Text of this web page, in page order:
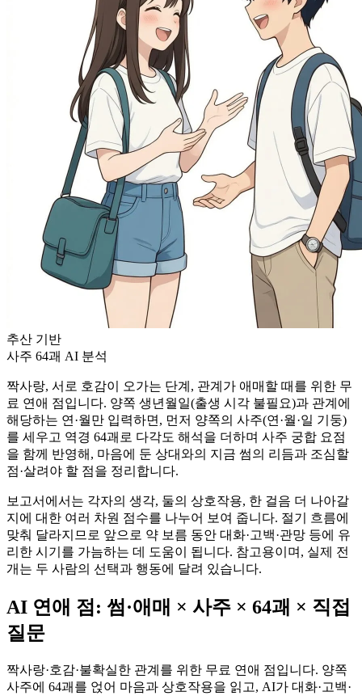
추산 기반
사주 64괘 AI 분석
짝사랑, 서로 호감이 오가는 단계, 관계가 애매할 때를 위한 무
료 연애 점입니다. 양쪽 생년월일(출생 시각 불필요)과 관계에
해당하는 연·월만 입력하면, 먼저 양쪽의 사주(연·월·일 기둥)
를 세우고 역경 64괘로 다각도 해석을 더하며 사주 궁합 요점
을 함께 반영해, 마음에 둔 상대와의 지금 썸의 리듬과 조심할
점·살려야 할 점을 정리합니다.
보고서에서는 각자의 생각, 둘의 상호작용, 한 걸음 더 나아갈
지에 대한 여러 차원 점수를 나누어 보여 줍니다. 절기 흐름에
맞춰 달라지므로 앞으로 약 보름 동안 대화·고백·관망 등에 유
리한 시기를 가늠하는 데 도움이 됩니다. 참고용이며, 실제 전
개는 두 사람의 선택과 행동에 달려 있습니다.
AI 연애 점: 썸·애매 × 사주 × 64괘 × 직접
질문
짝사랑·호감·불확실한 관계를 위한 무료 연애 점입니다. 양쪽
사주에 64괘를 얹어 마음과 상호작용을 읽고, AI가 대화·고백·